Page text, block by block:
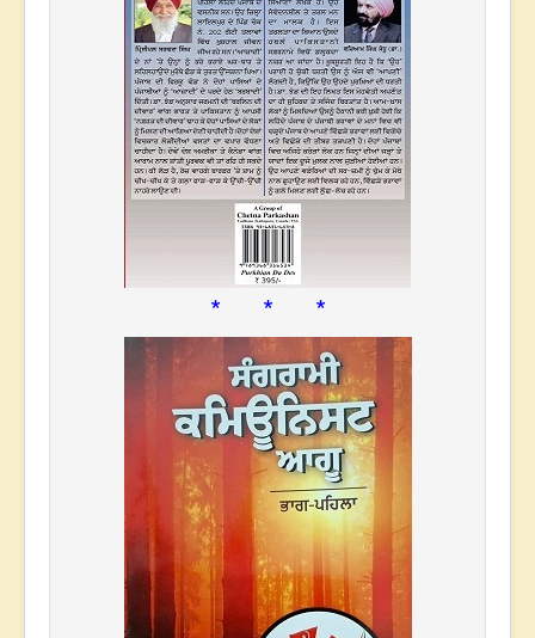
* * *